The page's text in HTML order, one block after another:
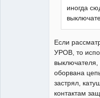
иногда
Если
УРОВ, то
оборвана
застрял,
контактам